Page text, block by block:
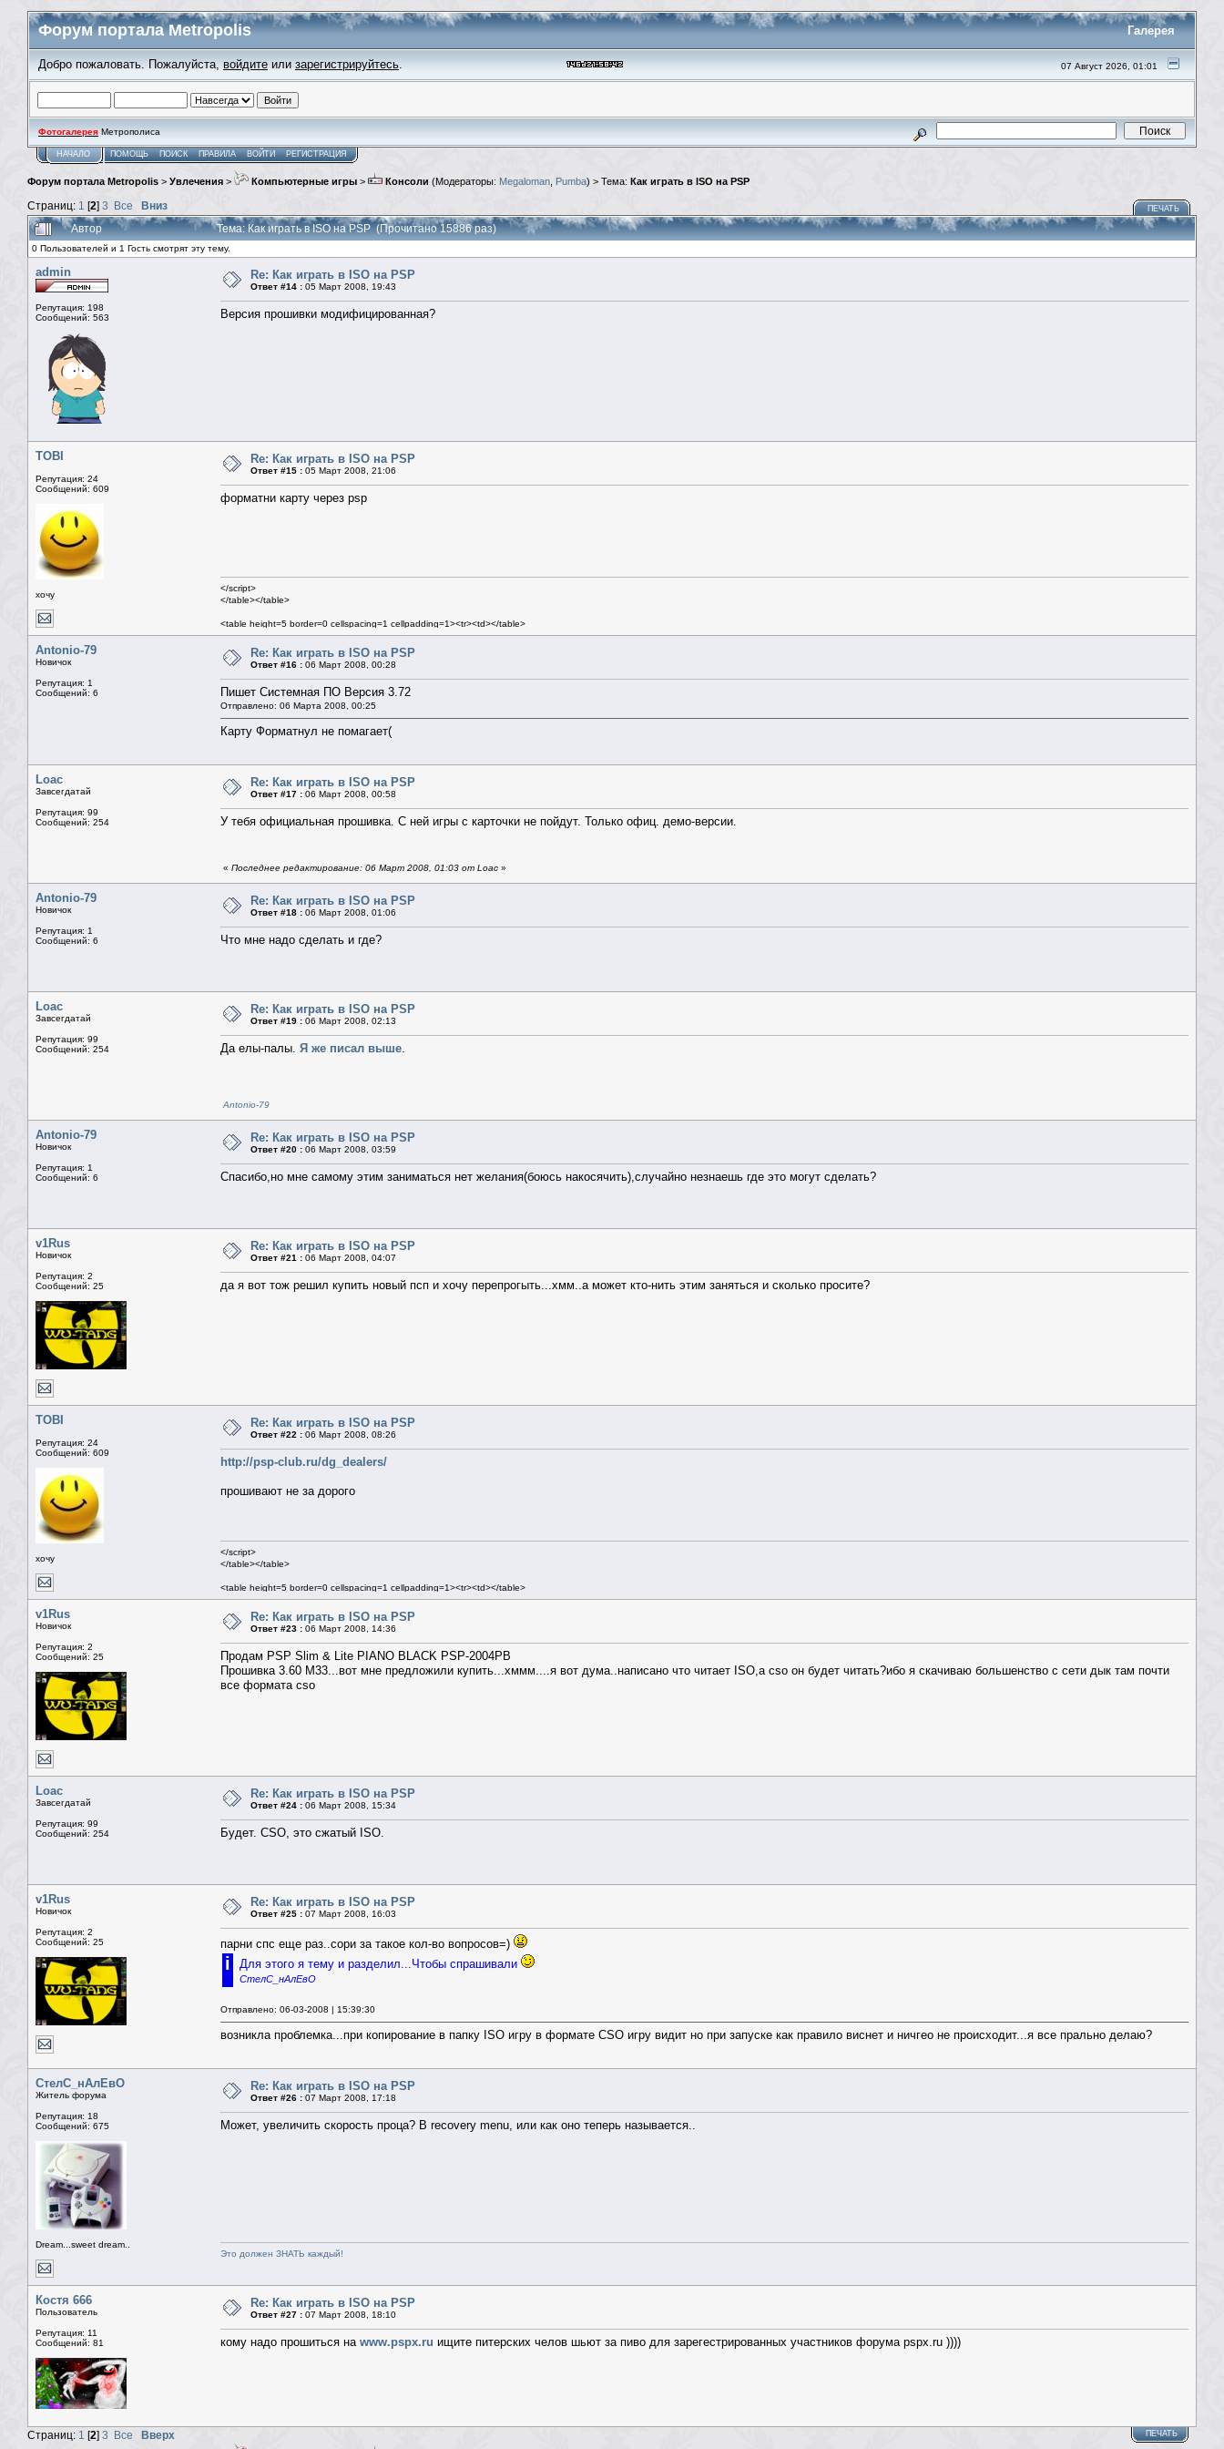
Форум портала Metropolis Галерея
Добро пожаловать. Пожалуйста, войдите или зарегистрируйтесь. 07 Август 2026, 01:01
Фотогалерея Метрополиса
НАЧАЛО ПОМОЩЬ ПОИСК ПРАВИЛА ВОЙТИ РЕГИСТРАЦИЯ
Форум портала Metropolis > Увлечения > Компьютерные игры > Консоли (Модераторы: Megaloman Pumba) > Тема: Как играть в ISO на PSP
Страниц: 1 [2] 3 Все Вниз ПЕЧАТЬ
Автор Тема: Как играть в ISO на PSP (Прочитано 15886 раз)
0 Пользователей и 1 Гость смотрят эту тему.
admin
Репутация: 198
Сообщений: 563
Re: Как играть в ISO на PSP
Ответ #14 : 05 Март 2008, 19:43
Версия прошивки модифицированная?
TOBI
Репутация: 24
Сообщений: 609
хочу
Re: Как играть в ISO на PSP
Ответ #15 : 05 Март 2008, 21:06
форматни карту через psp
</script>
</table></table>
<table height=5 border=0 cellspacing=1 cellpadding=1><tr><td></table>
<table class=mn width=100% border=0 cellspacing=1 cellpadding=2>
<tr><td>
<table width=100% border=0 cellspacing=0 cellpadding=3 class=mn2>
<tr><td>
<table width=100% border=0 cellspacing=1 cel
Antonio-79
Новичок
Репутация: 1
Сообщений: 6
Re: Как играть в ISO на PSP
Ответ #16 : 06 Март 2008, 00:28
Пишет Системная ПО Версия 3.72
Отправлено: 06 Марта 2008, 00:25
Карту Форматнул не помагает(
Loac
Завсегдатай
Репутация: 99
Сообщений: 254
Re: Как играть в ISO на PSP
Ответ #17 : 06 Март 2008, 00:58
У тебя официальная прошивка. С ней игры с карточки не пойдут. Только офиц. демо-версии.
« Последнее редактирование: 06 Март 2008, 01:03 от Loac »
Antonio-79
Новичок
Репутация: 1
Сообщений: 6
Re: Как играть в ISO на PSP
Ответ #18 : 06 Март 2008, 01:06
Что мне надо сделать и где?
Loac
Завсегдатай
Репутация: 99
Сообщений: 254
Re: Как играть в ISO на PSP
Ответ #19 : 06 Март 2008, 02:13
Да елы-палы. Я же писал выше.
Antonio-79
Antonio-79
Новичок
Репутация: 1
Сообщений: 6
Re: Как играть в ISO на PSP
Ответ #20 : 06 Март 2008, 03:59
Спасибо,но мне самому этим заниматься нет желания(боюсь накосячить),случайно незнаешь где это могут сделать?
v1Rus
Новичок
Репутация: 2
Сообщений: 25
Re: Как играть в ISO на PSP
Ответ #21 : 06 Март 2008, 04:07
да я вот тож решил купить новый псп и хочу перепрогыть...хмм..а может кто-нить этим заняться и сколько просите?
TOBI
Репутация: 24
Сообщений: 609
хочу
Re: Как играть в ISO на PSP
Ответ #22 : 06 Март 2008, 08:26
http://psp-club.ru/dg_dealers/
прошивают не за дорого
</script>
</table></table>
<table height=5 border=0 cellspacing=1 cellpadding=1><tr><td></table>
<table class=mn width=100% border=0 cellspacing=1 cellpadding=2>
<tr><td>
<table width=100% border=0 cellspacing=0 cellpadding=3 class=mn2>
<tr><td>
<table width=100% border=0 cellspacing=1 cel
v1Rus
Новичок
Репутация: 2
Сообщений: 25
Re: Как играть в ISO на PSP
Ответ #23 : 06 Март 2008, 14:36
Продам PSP Slim & Lite PIANO BLACK PSP-2004PB
Прошивка 3.60 M33...вот мне предложили купить...хммм....я вот дума..написано что читает ISO,а cso он будет читать?ибо я скачиваю большенство с сети дык там почти
все формата cso
Loac
Завсегдатай
Репутация: 99
Сообщений: 254
Re: Как играть в ISO на PSP
Ответ #24 : 06 Март 2008, 15:34
Будет. CSO, это сжатый ISO.
v1Rus
Новичок
Репутация: 2
Сообщений: 25
Re: Как играть в ISO на PSP
Ответ #25 : 07 Март 2008, 16:03
парни спс еще раз..сори за такое кол-во вопросов=)
i Для этого я тему и разделил...Чтобы спрашивали
СтелС_нАлЕвО
Отправлено: 06-03-2008 | 15:39:30
возникла проблемка...при копирование в папку ISO игру в формате CSO игру видит но при запуске как правило виснет и ничгео не происходит...я все прально делаю?
СтелС_нАлЕвО
Житель форума
Репутация: 18
Сообщений: 675
Dream...sweet dream..
Re: Как играть в ISO на PSP
Ответ #26 : 07 Март 2008, 17:18
Может, увеличить скорость проца? В recovery menu, или как оно теперь называется..
Это должен ЗНАТЬ каждый!
Костя 666
Пользователь
Репутация: 11
Сообщений: 81
Re: Как играть в ISO на PSP
Ответ #27 : 07 Март 2008, 18:10
кому надо прошиться на www.pspx.ru ищите питерских челов шьют за пиво для зарегестрированных участников форума pspx.ru ))))
Страниц: 1 [2] 3 Все Вверх ПЕЧАТЬ